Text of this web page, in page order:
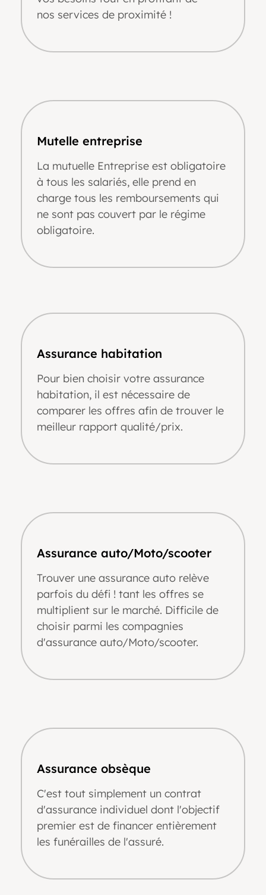
nos services de proximité !
Mutelle entreprise
La mutuelle Entreprise est obligatoire
à tous les salariés, elle prend en
charge tous les remboursements qui
ne sont pas couvert par le régime
obligatoire.
Assurance habitation
Pour bien choisir votre assurance
habitation, il est nécessaire de
comparer les offres afin de trouver le
meilleur rapport qualité/prix.
Assurance auto/Moto/scooter
Trouver une assurance auto relève
parfois du défi ! tant les offres se
multiplient sur le marché. Difficile de
choisir parmi les compagnies
d'assurance auto/Moto/scooter.
Assurance obsèque
C'est tout simplement un contrat
d'assurance individuel dont l'objectif
premier est de financer entièrement
les funérailles de l'assuré.